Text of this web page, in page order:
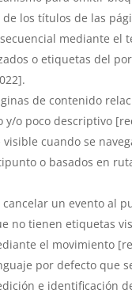
los títulos de las
mediante el
o etiquetas del
de contenido
o poco descriptivo
cuando se
o basados en
un evento al
no tienen etiquetas
el movimiento
por defecto que
e identificación